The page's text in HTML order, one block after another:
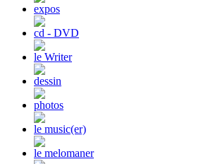
expos
cd - DVD
le Writer
dessin
photos
le music(er)
le melomaner